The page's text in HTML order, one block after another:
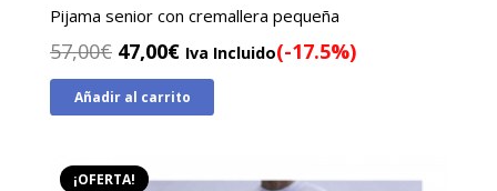
Pijama senior con cremallera pequeña
57,00€ El
precio
original
57,00€.
47,00€El
precio
actual
Iva Incluido(-17.5%)
Añadir al carrito
¡OFERTA!